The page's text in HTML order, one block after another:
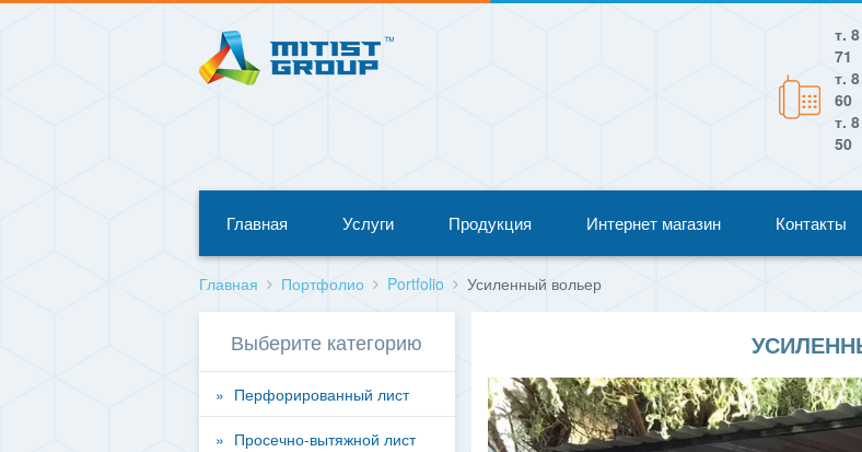
т.
71
т.
60
т.
50
Главная Услуги Продукция Интернет магазин Контакты
Главная Портфолио Portfolio Усиленный вольер
Выберите категорию
Перфорированный лист
Просечно-вытяжной лист